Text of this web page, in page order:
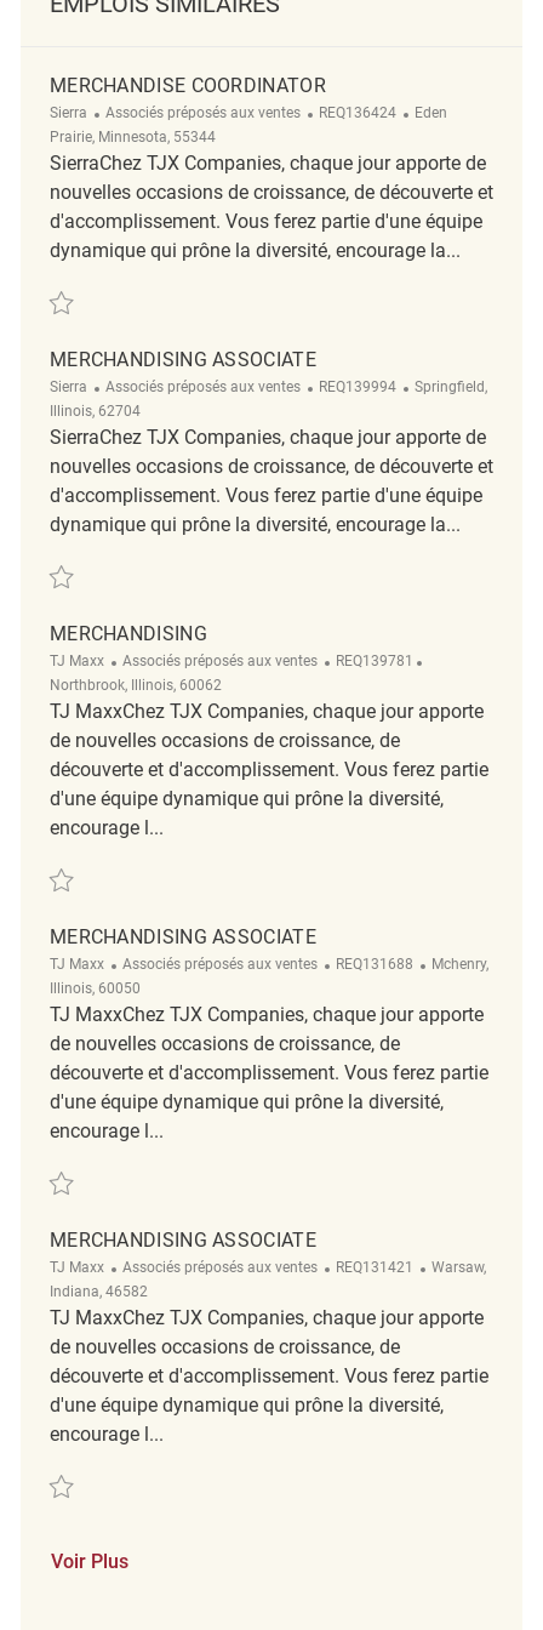
MERCHANDISE COORDINATOR
Sierra Catégorie
Associés préposés aux ventes ReqId
REQ136424 Emplacement
Eden
Prairie, Minnesota, 55344
SierraChez TJX Companies, chaque jour apporte de
nouvelles occasions de croissance, de découverte et
d'accomplissement. Vous ferez partie d'une équipe
dynamique qui prône la diversité, encourage la...
Sauvegarder Merchandise Coordinator REQ136424
MERCHANDISING ASSOCIATE
Sierra Catégorie
Associés préposés aux ventes ReqId
REQ139994 Emplacement
Springfield,
Illinois, 62704
SierraChez TJX Companies, chaque jour apporte de
nouvelles occasions de croissance, de découverte et
d'accomplissement. Vous ferez partie d'une équipe
dynamique qui prône la diversité, encourage la...
Sauvegarder Merchandising Associate REQ139994
MERCHANDISING
TJ Maxx Catégorie
Associés préposés aux ventes ReqId
REQ139781
Northbrook, Illinois, 60062
TJ MaxxChez TJX Companies, chaque jour apporte
de nouvelles occasions de croissance, de
découverte et d'accomplissement. Vous ferez partie
d'une équipe dynamique qui prône la diversité,
encourage l...
Sauvegarder Merchandising REQ139781
MERCHANDISING ASSOCIATE
TJ Maxx Catégorie
Associés préposés aux ventes ReqId
REQ131688 Emplacement
Mchenry,
Illinois, 60050
TJ MaxxChez TJX Companies, chaque jour apporte
de nouvelles occasions de croissance, de
découverte et d'accomplissement. Vous ferez partie
d'une équipe dynamique qui prône la diversité,
encourage l...
Sauvegarder Merchandising Associate REQ131688
MERCHANDISING ASSOCIATE
TJ Maxx Catégorie
Associés préposés aux ventes ReqId
REQ131421 Emplacement
Warsaw,
Indiana, 46582
TJ MaxxChez TJX Companies, chaque jour apporte
de nouvelles occasions de croissance, de
découverte et d'accomplissement. Vous ferez partie
d'une équipe dynamique qui prône la diversité,
encourage l...
Sauvegarder Merchandising Associate REQ131421
Voir Plus